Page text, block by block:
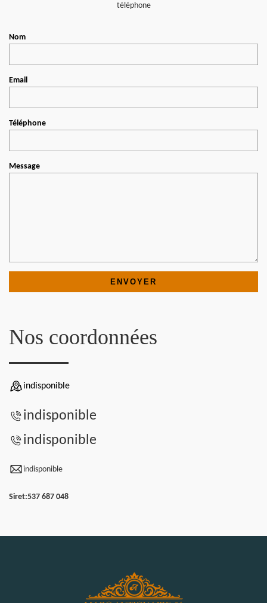
téléphone
Nom
Email
Téléphone
Message
Nos coordonnées
indisponible
indisponible
indisponible
indisponible
Siret:537 687 048